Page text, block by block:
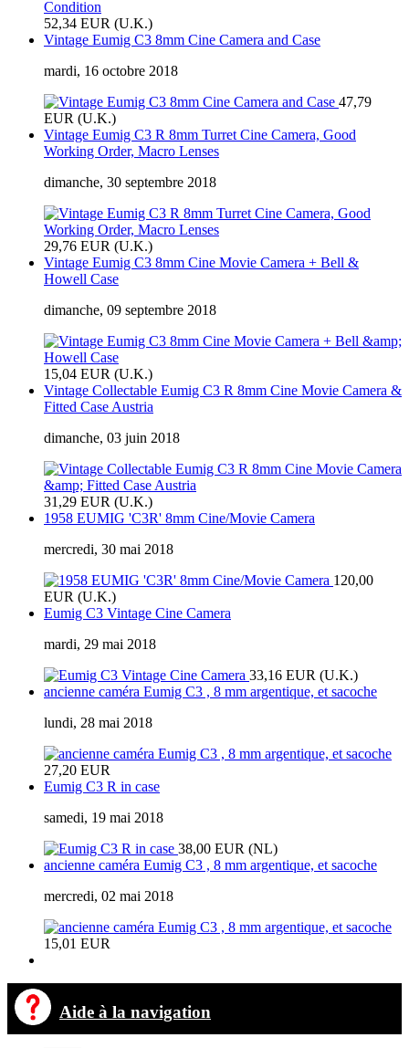
52,34 EUR (U.K.)
Vintage Eumig C3 8mm Cine Camera and Case
mardi, 16 octobre 2018
47,79
EUR (U.K.)
Vintage Eumig C3 R 8mm Turret Cine Camera, Good
Working Order, Macro Lenses
dimanche, 30 septembre 2018
29,76 EUR (U.K.)
Vintage Eumig C3 8mm Cine Movie Camera + Bell &
Howell Case
dimanche, 09 septembre 2018
15,04 EUR (U.K.)
Vintage Collectable Eumig C3 R 8mm Cine Movie Camera &
Fitted Case Austria
dimanche, 03 juin 2018
31,29 EUR (U.K.)
1958 EUMIG 'C3R' 8mm Cine/Movie Camera
mercredi, 30 mai 2018
120,00
EUR (U.K.)
Eumig C3 Vintage Cine Camera
mardi, 29 mai 2018
33,16 EUR (U.K.)
ancienne caméra Eumig C3 , 8 mm argentique, et sacoche
lundi, 28 mai 2018
27,20 EUR
Eumig C3 R in case
samedi, 19 mai 2018
38,00 EUR (NL)
ancienne caméra Eumig C3 , 8 mm argentique, et sacoche
mercredi, 02 mai 2018
15,01 EUR
Aide à la navigation